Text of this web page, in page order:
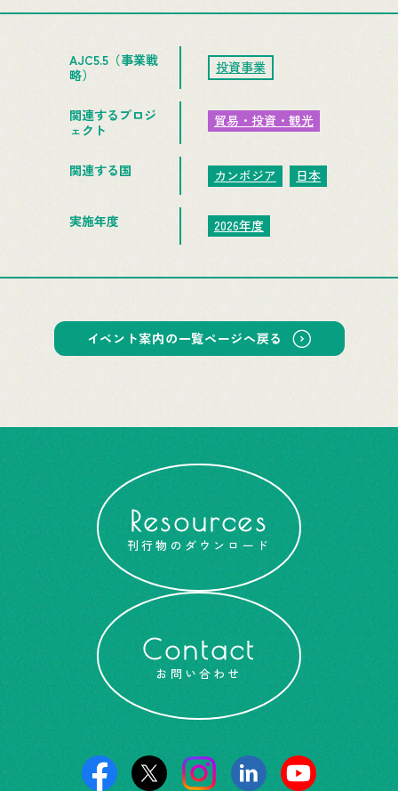
AJC5.5（事業戦
略）
投資事業
関連するプロジ
ェクト
貿易・投資・観光
関連する国 カンボジア 日本
実施年度 2026年度
イベント案内の一覧ページへ戻る
Resources
刊行物のダウンロード
Contact
お問い合わせ